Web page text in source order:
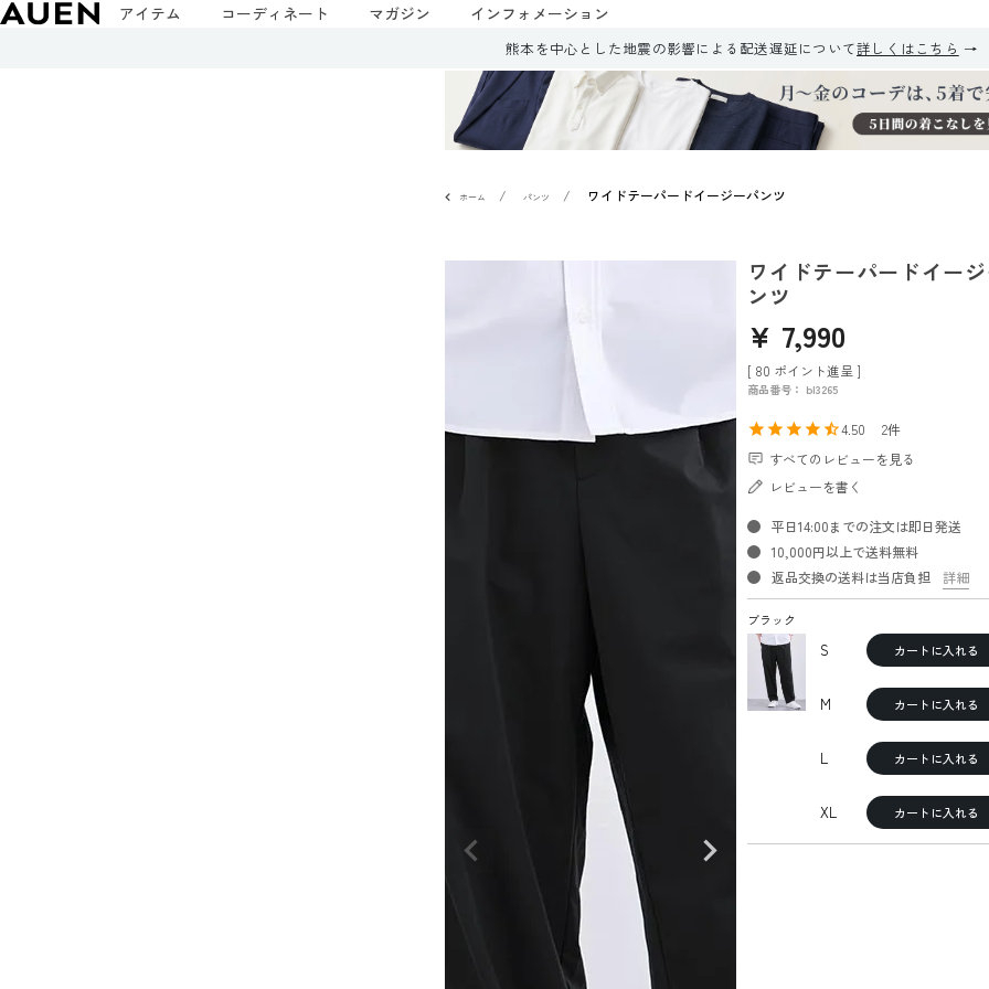
アイテム コーディネート マガジン インフォメーション
熊本を中心とした地震の影響による配送遅延について詳しくはこちら
ホーム パンツ ワイドテーパードイージーパンツ
ワイドテーパードイー
ンツ
¥ 7,990
[ 80 ポイント進呈 ]
商品番号 bl3265
4.50
2
すべてのレビューを見る
レビューを書く
平日14:00までの注文は即日発送
10,000円以上で送料無料
返品交換の送料は当店負担
詳細
ブラック
S カートに入れる
M カートに入れる
L カートに入れる
XL カートに入れる